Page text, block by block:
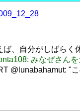
ば、自分がしばらく
みなぜさん
@lunabahamut: "